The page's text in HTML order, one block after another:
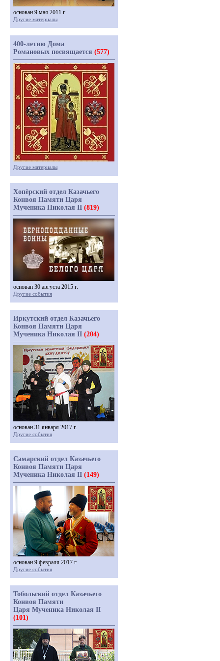
основан 9 мая 2011 г.
Другие материалы
400-летию Дома
Романовых посвящается (577)
Другие материалы
Хопёрский отдел Казачьего
Конвоя Памяти Царя
Мученика Николая II (819)
основан 30 августа 2015 г.
Другие события
Иркутский отдел Казачьего
Конвоя Памяти Царя
Мученика Николая II (204)
основан 31 января 2017 г.
Другие события
Самарский отдел Казачьего
Конвоя Памяти Царя
Мученика Николая II (149)
основан 9 февраля 2017 г.
Другие события
Тобольский отдел Казачьего
Конвоя Памяти
Царя Мученика Николая II
(101)